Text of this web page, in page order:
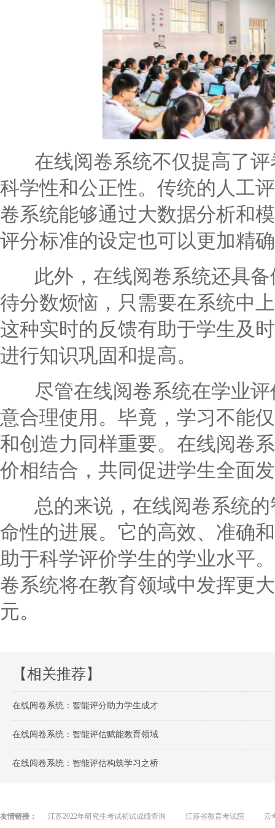
在线阅卷系统不仅提高了评
科学性和公正性。传统的人工
卷系统能够通过大数据分析和
评分标准的设定也可以更加精
此外，在线阅卷系统还具备
待分数烦恼，只需要在系统中
这种实时的反馈有助于学生及
进行知识巩固和提高。
尽管在线阅卷系统在学业评
意合理使用。毕竟，学习不能
和创造力同样重要。在线阅卷
价相结合，共同促进学生全面
总的来说，在线阅卷系统的
命性的进展。它的高效、准确
助于科学评价学生的学业水平
卷系统将在教育领域中发挥更
元。
【相关推荐】
在线阅卷系统：智能评分助力学生成才
在线阅卷系统：智能评估赋能教育领域
在线阅卷系统：智能评估构筑学习之桥
友情链接： 江苏2022年研究生考试初试成绩查询 江苏省教育考试院 云